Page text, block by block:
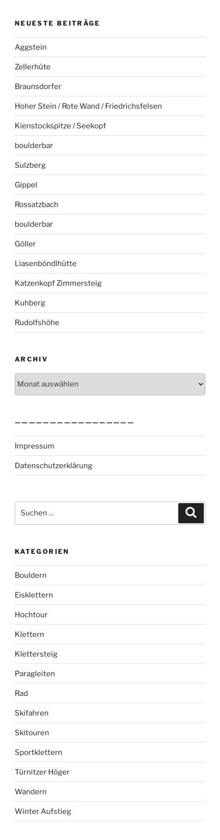
NEUESTE BEITRÄGE
Aggstein
Zellerhüte
Braunsdorfer
Hoher Stein / Rote Wand / Friedrichsfelsen
Kienstockspitze / Seekopf
boulderbar
Sulzberg
Gippel
Rossatzbach
boulderbar
Göller
Liasenböndlhütte
Katzenkopf Zimmersteig
Kuhberg
Rudolfshöhe
ARCHIV
—————————————————
Impressum
Datenschutzerklärung
nach:
KATEGORIEN
Bouldern
Eisklettern
Hochtour
Klettern
Klettersteig
Paragleiten
Rad
Skifahren
Skitouren
Sportklettern
Türnitzer Höger
Wandern
Winter Aufstieg